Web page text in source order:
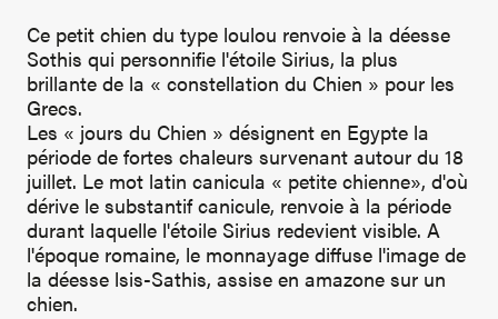
Ce petit chien du type loulou renvoie à la déesse
Sothis qui personnifie l'étoile Sirius, la plus
brillante de la « constellation du Chien » pour les
Grecs.
Les « jours du Chien » désignent en Egypte la
période de fortes chaleurs survenant autour du 18
juillet. Le mot latin canicula « petite chienne», d'où
dérive le substantif canicule, renvoie à la période
durant laquelle l'étoile Sirius redevient visible. A
l'époque romaine, le monnayage diffuse l'image de
la déesse lsis-Sathis, assise en amazone sur un
chien.